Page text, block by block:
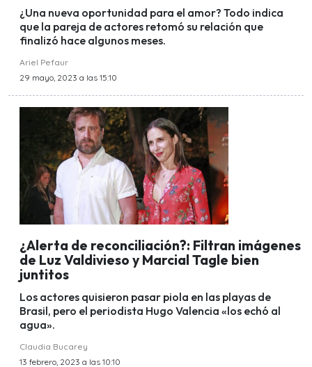
¿Una nueva oportunidad para el amor? Todo indica
que la pareja de actores retomó su relación que
finalizó hace algunos meses.
Ariel Pefaur
29 mayo, 2023 a las 15:10
¿Alerta de reconciliación?: Filtran imágenes
de Luz Valdivieso y Marcial Tagle bien
juntitos
Los actores quisieron pasar piola en las playas de
Brasil, pero el periodista Hugo Valencia «los echó al
agua».
Claudia Bucarey
13 febrero, 2023 a las 10:10